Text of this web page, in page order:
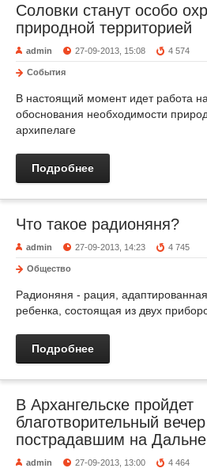
Соловки станут особо
природной территорией
admin 27-09-2013, 15:08 4 574
События
В настоящий момент идет работа
обоснования необходимости
архипелаге
Подробнее
Что такое радионяня?
admin 27-09-2013, 14:23 4 745
Общество
Радионяня - рация,
ребенка, состоящая из двух
Подробнее
В Архангельске пройдет
благотворительный
пострадавшим на
admin 27-09-2013, 13:00 4 464